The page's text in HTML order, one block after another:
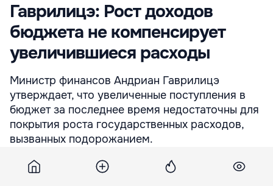
Гаврилицэ: Рост доходов
бюджета не компенсирует
увеличившиеся расходы
Министр финансов Андриан Гаврилицэ
утверждает, что увеличенные поступления в
бюджет за последнее время недостаточны для
покрытия роста государственных расходов,
вызванных подорожанием.